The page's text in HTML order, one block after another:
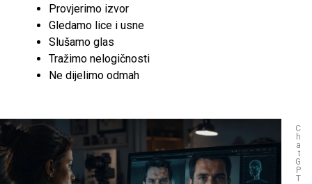
Provjerimo izvor
Gledamo lice i usne
Slušamo glas
Tražimo nelogičnosti
Ne dijelimo odmah
C
h
a
t
G
P
T